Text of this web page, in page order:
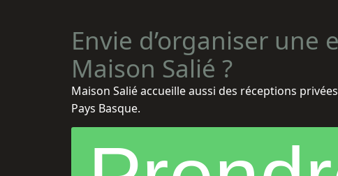
Envie d’organiser
Maison Salié ?
Maison Salié accueille aussi des réceptions
Pays Basque.